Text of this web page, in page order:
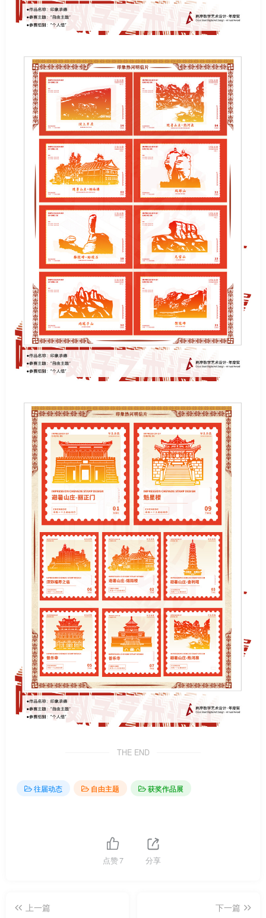
THE END
往届动态 自由主题 获奖作品展
点赞7 分享
上一篇
下一篇